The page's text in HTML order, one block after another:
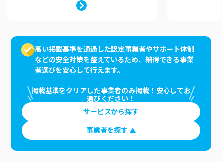
高い掲載基準を通過した認定事業者やサポート体制
などの安全対策を整えているため、納得できる事業
者選びを安心して行えます。
掲載基準をクリアした事業者のみ掲載！安心してお
選びください！
サービスから探す
事業者を探す